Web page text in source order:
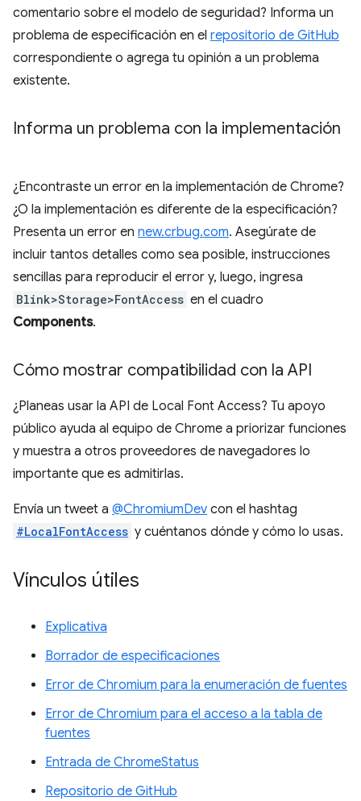
comentario sobre el modelo de seguridad? Informa un
problema de especificación en el repositorio de GitHub
correspondiente o agrega tu opinión a un problema
existente.
Informa un problema con la implementación
¿Encontraste un error en la implementación de Chrome?
¿O la implementación es diferente de la especificación?
Presenta un error en new.crbug.com. Asegúrate de
incluir tantos detalles como sea posible, instrucciones
sencillas para reproducir el error y, luego, ingresa
Blink>Storage>FontAccess en el cuadro
Components.
Cómo mostrar compatibilidad con la API
¿Planeas usar la API de Local Font Access? Tu apoyo
público ayuda al equipo de Chrome a priorizar funciones
y muestra a otros proveedores de navegadores lo
importante que es admitirlas.
Envía un tweet a @ChromiumDev con el hashtag
#LocalFontAccess y cuéntanos dónde y cómo lo usas.
Vínculos útiles
Explicativa
Borrador de especificaciones
Error de Chromium para la enumeración de fuentes
Error de Chromium para el acceso a la tabla de
fuentes
Entrada de ChromeStatus
Repositorio de GitHub